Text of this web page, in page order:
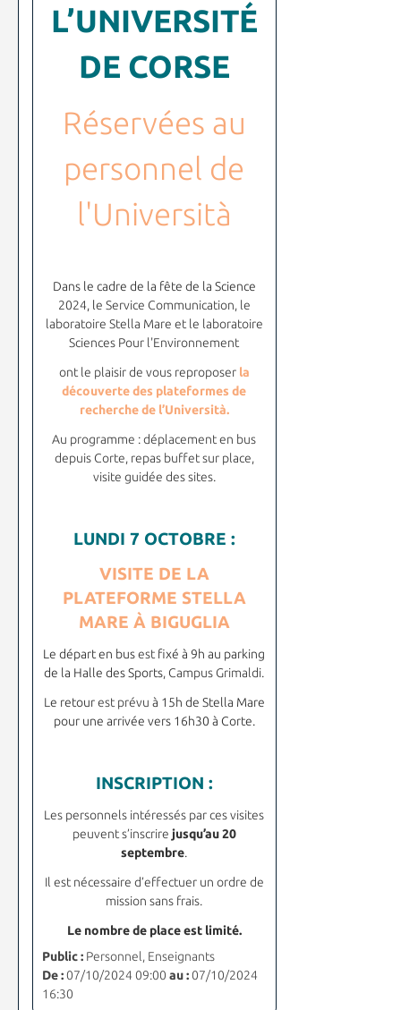
L’UNIVERSITÉ
DE CORSE
Réservées au
personnel de
l'Università
Dans le cadre de la fête de la Science
2024, le Service Communication, le
laboratoire Stella Mare et le laboratoire
Sciences Pour l'Environnement
ont le plaisir de vous reproposer la
découverte des plateformes de
recherche de l’Università.
Au programme : déplacement en bus
depuis Corte, repas buffet sur place,
visite guidée des sites.
LUNDI 7 OCTOBRE :
VISITE DE LA
PLATEFORME STELLA
MARE À BIGUGLIA
Le départ en busest fixé à 9h au parking
de la Halle des Sports, Campus Grimaldi.
L e retourest prévu à 15h de Stella Mare
pour une arrivée vers 16h30 à Corte.
INSCRIPTION :
Les personnels intéressés par ces visites
peuvent s’inscrire jusqu’au 20
septembre.
Il est nécessaire d’effectuer un ordre de
mission sans frais.
Le nombre de place est limité.
Public :Personnel, Enseignants
De :07/10/2024 09:00 au :07/10/2024
16:30